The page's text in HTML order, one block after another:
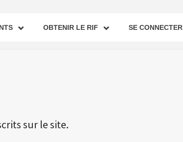
OBTENIR LE RIF SE CONNECTER
sur le site.